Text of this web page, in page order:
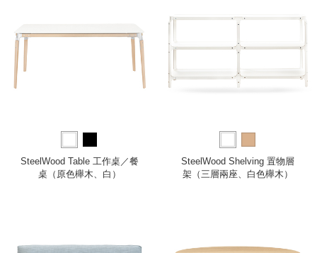
SteelWood Table 工作桌／餐
桌（原色櫸木、白）
SteelWood Shelving 置物層
架（三層兩座、白色櫸木）